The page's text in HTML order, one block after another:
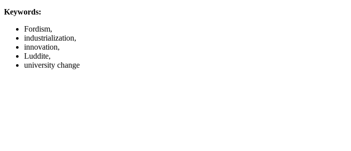
Keywords:
Fordism,
industrialization,
innovation,
Luddite,
university change